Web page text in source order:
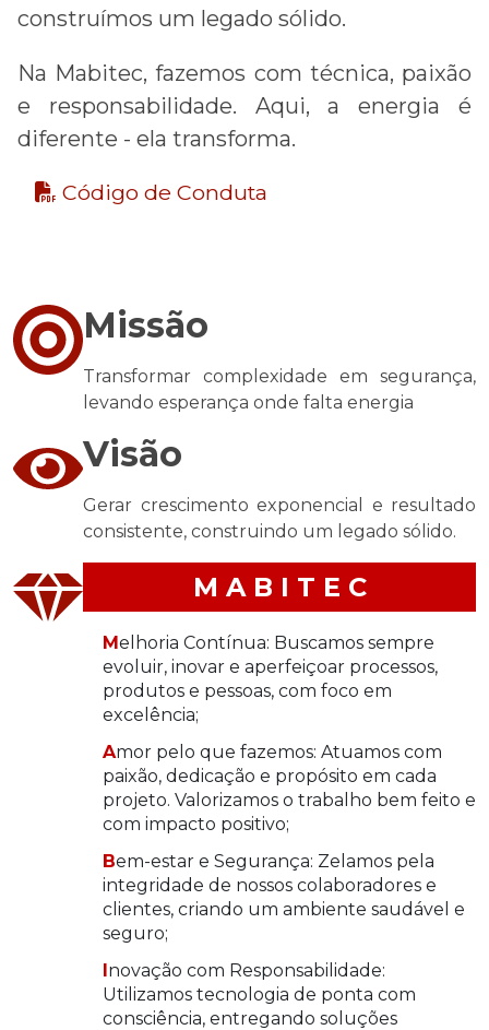
construímos um legado sólido.
Na Mabitec, fazemos com técnica, paixão
e responsabilidade. Aqui, a energia é
diferente - ela transforma.
Código de Conduta
Missão
Transformar complexidade em segurança,
levando esperança onde falta energia
Visão
Gerar crescimento exponencial e resultado
consistente, construindo um legado sólido.
M AB I T E C
Melhoria Contínua: Buscamos sempre
evoluir, inovar e aperfeiçoar processos,
produtos e pessoas, com foco em
excelência;
Amor pelo que fazemos: Atuamos com
paixão, dedicação e propósito em cada
projeto. Valorizamos o trabalho bem feito e
com impacto positivo;
Bem-estar e Segurança: Zelamos pela
integridade de nossos colaboradores e
clientes, criando um ambiente saudável e
seguro;
Inovação com Responsabilidade:
Utilizamos tecnologia de ponta com
consciência, entregando soluções